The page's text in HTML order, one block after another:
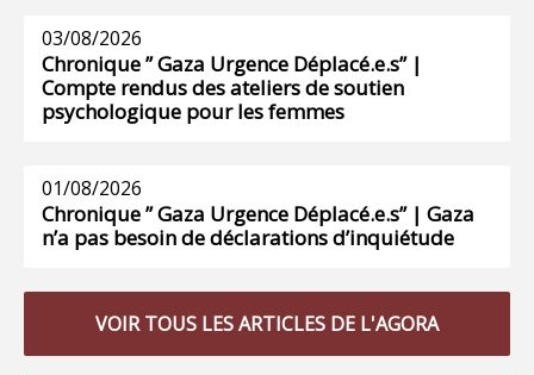
03/08/2026
Chronique ” Gaza Urgence Déplacé.e.s” |
Compte rendus des ateliers de soutien
psychologique pour les femmes
01/08/2026
Chronique ” Gaza Urgence Déplacé.e.s” | Gaza
n’a pas besoin de déclarations d’inquiétude
VOIR TOUS LES ARTICLES DE L'AGORA